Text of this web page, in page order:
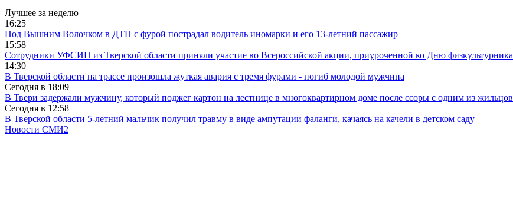
Лучшее за неделю
16:25
Под Вышним Волочком в ДТП с фурой пострадал водитель иномарки и его 13-летний пассажир
15:58
Сотрудники УФСИН из Тверской области приняли участие во Всероссийской акции, приуроченной ко Дню физкультурника
14:30
В Тверской области на трассе произошла жуткая авария с тремя фурами - погиб молодой мужчина
Сегодня в 18:09
В Твери задержали мужчину, который поджег картон на лестнице в многоквартирном доме после ссоры с одним из жильцов
Сегодня в 12:58
В Тверской области 5-летний мальчик получил травму в виде ампутации фаланги, качаясь на качели в детском саду
Новости СМИ2